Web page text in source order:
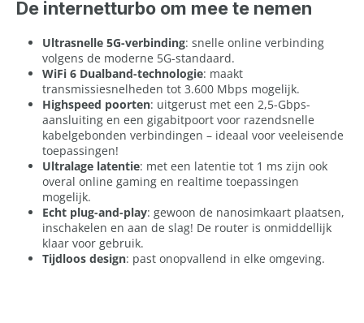
De internetturbo om mee te nemen
Ultrasnelle 5G-verbinding: snelle online verbinding
volgens de moderne 5G-standaard.
WiFi 6 Dualband-technologie: maakt
transmissiesnelheden tot 3.600 Mbps mogelijk.
Highspeed poorten: uitgerust met een 2,5-Gbps-
aansluiting en een gigabitpoort voor razendsnelle
kabelgebonden verbindingen – ideaal voor veeleisende
toepassingen!
Ultralage latentie: met een latentie tot 1 ms zijn ook
overal online gaming en realtime toepassingen
mogelijk.
Echt plug-and-play: gewoon de nanosimkaart plaatsen,
inschakelen en aan de slag! De router is onmiddellijk
klaar voor gebruik.
Tijdloos design: past onopvallend in elke omgeving.